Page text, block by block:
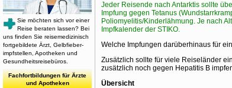
Sie möchten sich vor einer
Reise beraten lassen? Bei
uns finden Sie reise­medizinisch
fort­ge­bil­dete Ärzt, Gelb­fieber­
impf­stellen, Apotheken und
Gesundheits­reisebüros.
Fachfortbildungen für Ärzte
und Apotheken
Jeder Reisende nach Antarktis sollte
Impfung gegen Tetanus
Poliomyelitis/Kinderlähmung. Je nach
Impfkalender der STIKO.
Welche Impfungen darüberhinaus für
Zusätzlich sollte für viele Reiseländer
zusätzlich noch gegen Hepatitis B
Übersicht